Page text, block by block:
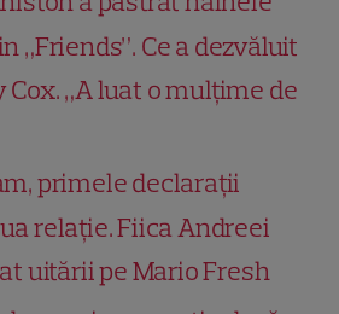
„Friends”. Ce a dezvăluit
Cox. „A luat o mulțime de
primele declarații
relație. Fiica Andreei
uitării pe Mario Fresh